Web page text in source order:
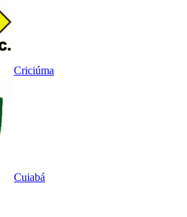
Criciúma
Cuiabá